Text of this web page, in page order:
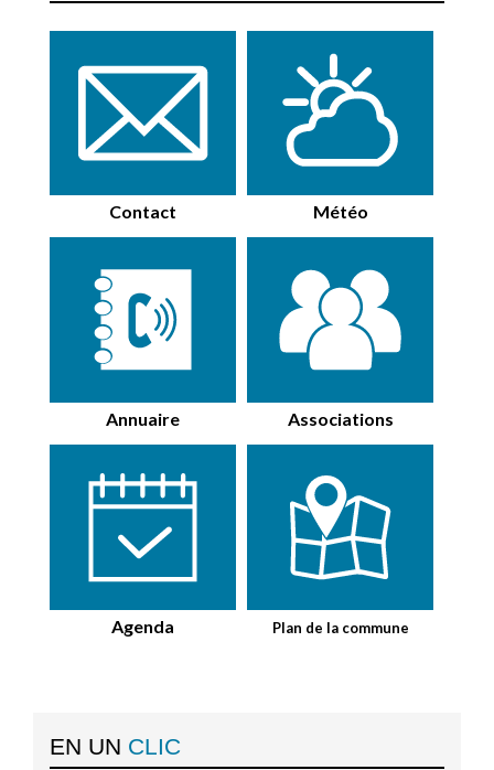
Contact Météo
Annuaire Associations
Agenda Plan de la commune
EN UN CLIC